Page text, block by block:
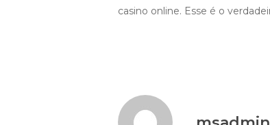
casino online. Esse é o